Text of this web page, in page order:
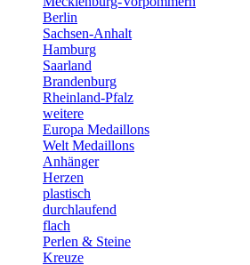
Berlin
Sachsen-Anhalt
Hamburg
Saarland
Brandenburg
Rheinland-Pfalz
weitere
Europa Medaillons
Welt Medaillons
Anhänger
Herzen
plastisch
durchlaufend
flach
Perlen & Steine
Kreuze